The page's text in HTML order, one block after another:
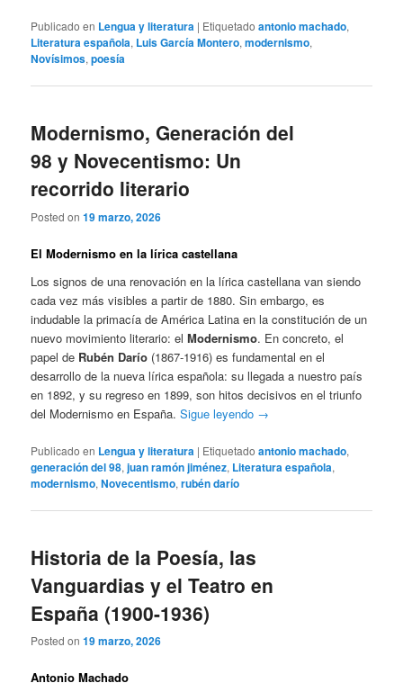
Publicado en Lengua y literatura | Etiquetado antonio machado,
Literatura española, Luis García Montero,modernismo,
Novísimos,poesía
Modernismo, Generación del
98 y Novecentismo: Un
recorrido literario
Posted on19 marzo, 2026
El Modernismo en la lírica castellana
Los signos de una renovación en la lírica castellana van siendo
cada vez más visibles a partir de 1880. Sin embargo, es
indudable la primacía de América Latina en la constitución de un
nuevo movimiento literario: elModernismo. En concreto, el
papel de Rubén Darío (1867-1916) es fundamental en el
desarrollo de la nueva lírica española: su llegada a nuestro país
en 1892, y su regreso en 1899, son hitos decisivos en el triunfo
del Modernismo en España.Sigue leyendo →
Publicado en Lengua y literatura | Etiquetado antonio machado,
generación del 98,juan ramón jiménez, Literatura española,
modernismo,Novecentismo,rubén darío
Historia de la Poesía, las
Vanguardias y el Teatro en
España (1900-1936)
Posted on19 marzo, 2026
Antonio Machado